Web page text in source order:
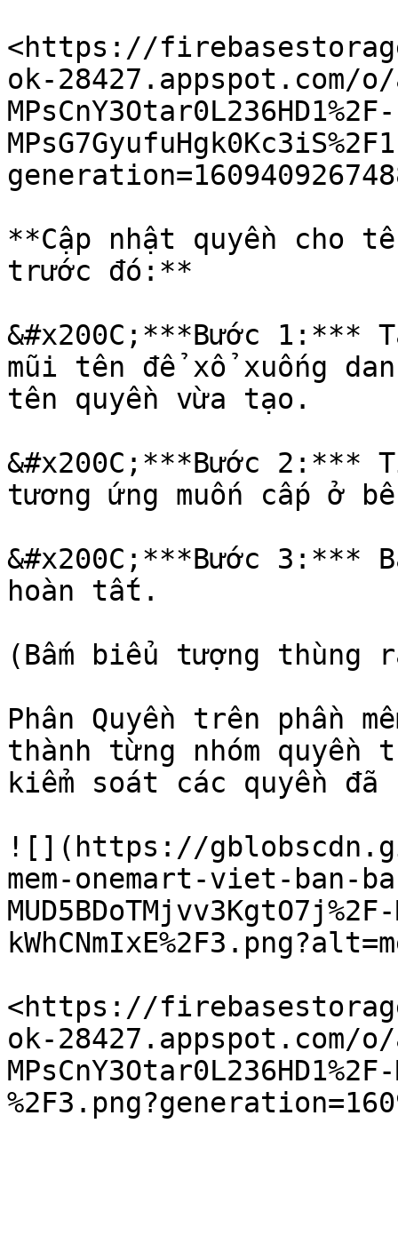
<https://
ok-28427.appspot.com/
MPsCnY3Otar0L236HD1%2F-
**Cập nhật quyền cho
trước đó:**
&#x200C;***Bước 1:***
mũi tên để xổ xuống
tên quyền vừa tạo.
&#x200C;***Bước 2:***
tương ứng muốn cấp ở
&#x200C;***Bước 3:***
hoàn tất.
‌(Bấm biểu tượng thùng
‌Phân Quyền trên phần
thành từng nhóm quyền
kiểm soát các quyền đã
![](https://
mem-onemart-viet-ban-
MUD5BDoTMjvv3KgtO7j%2F-
<https://
ok-28427.appspot.com/